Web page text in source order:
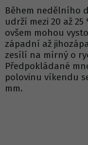
Během nedělního
udrží mezi 20 až
ovšem mohou
západní až
zesílí na mírný o
Předpokládané
polovinu víkendu
mm.